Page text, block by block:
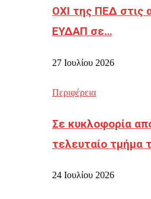
ΟΧΙ της ΠΕΔ στις
ΕΥΔΑΠ σε…
27 Ιουλίου 2026
Περιφέρεια
Σε κυκλοφορία
τελευταίο τμήμα
24 Ιουλίου 2026